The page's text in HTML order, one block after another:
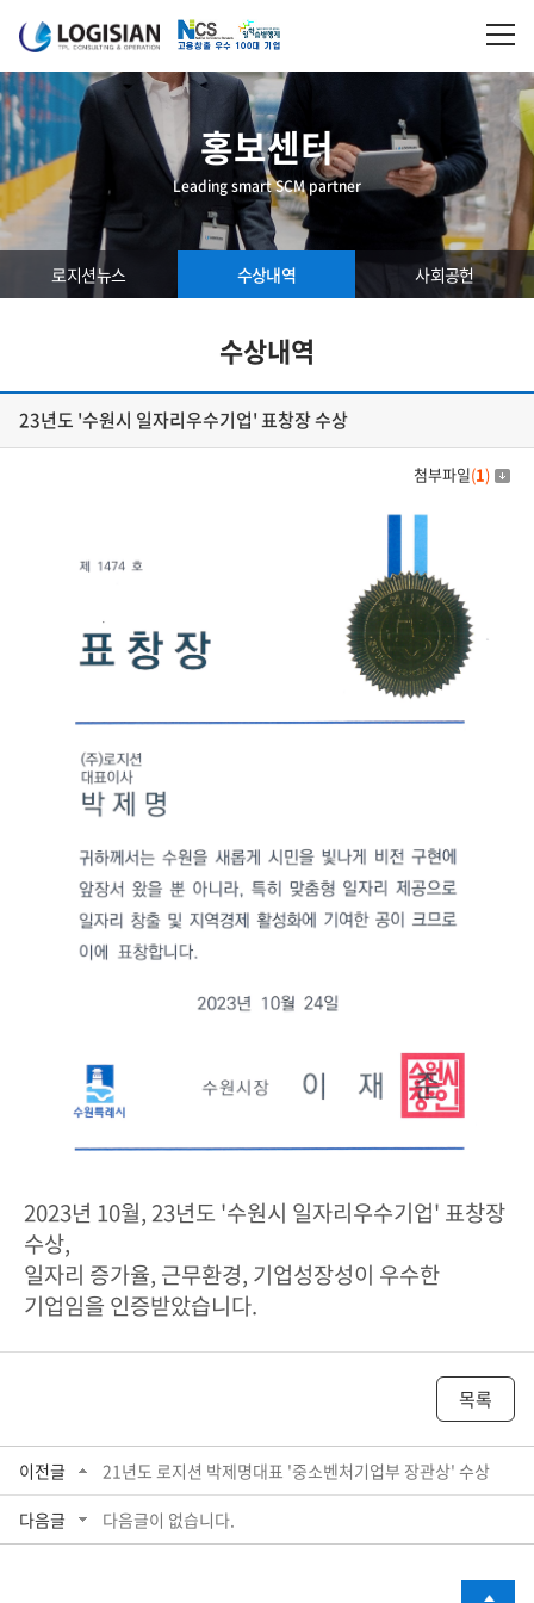
홍보센터
Leading smart SCM partner
로지션뉴스 수상내역 사회공헌
수상내역
23년도 '수원시 일자리우수기업' 표창장 수상
첨부파일(1)
2023년 10월, 23년도 '수원시 일자리우수기업' 표창장
수상,
일자리 증가율, 근무환경, 기업성장성이 우수한
기업임을 인증받았습니다.
목록
이전글 21년도 로지션 박제명대표 '중소벤처기업부 장관상' 수상
다음글 다음글이 없습니다.